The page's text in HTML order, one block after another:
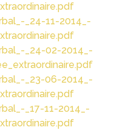
_24-11-2014_-
_24-02-2014_-
_23-06-2014_-
_17-11-2014_-